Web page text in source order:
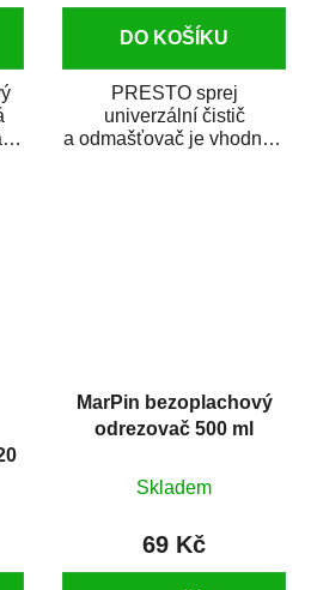
DO KOŠÍKU
PRESTO sprej
univerzální čistič
a odmašťovač je vhodný k
MarPin bezoplachový
odrezovač 500 ml
Skladem
69 Kč